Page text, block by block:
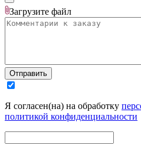
Загрузите файл
Отправить
Я согласен(на) на обработку
политикой конфиденциальности